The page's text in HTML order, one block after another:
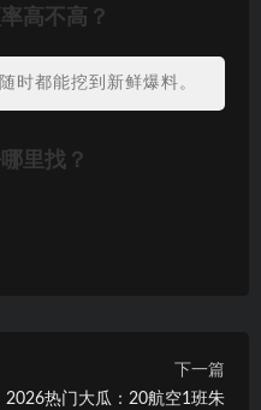
高不高？
时都能挖到新鲜爆料。
里找？
下一篇
2026热门大瓜：20航空1班朱